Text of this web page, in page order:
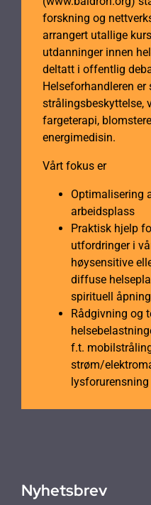
forskning og
arrangert utallige
utdanninger innen
deltatt i offentlig
Helseforhandleren er
strålingsbeskyttelse,
fargeterapi,
energimedisin.
Vårt fokus er
Optimalisering
arbeidsplass
Praktisk hjelp
utfordringer i
høysensitive
diffuse
spirituell åpning
Rådgivning og
f.t.
strøm/
Nyhetsbrev